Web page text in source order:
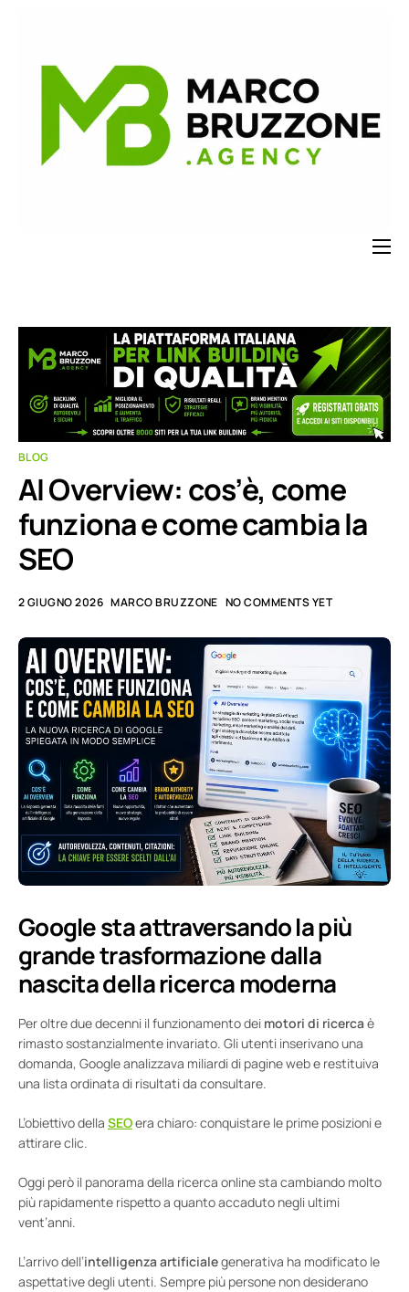
BLOG
AI Overview: cos’è, come
funziona e come cambia la
SEO
2 GIUGNO 2026 MARCO BRUZZONE NO COMMENTS YET
Google sta attraversando la più
grande trasformazione dalla
nascita della ricerca moderna
Per oltre due decenni il funzionamento dei motori di ricerca è
rimasto sostanzialmente invariato. Gli utenti inserivano una
domanda, Google analizzava miliardi di pagine web e restituiva
una lista ordinata di risultati da consultare.
L’obiettivo della SEOera chiaro: conquistare le prime posizioni e
attirare clic.
Oggi però il panorama della ricerca online sta cambiando molto
più rapidamente rispetto a quanto accaduto negli ultimi
vent’anni.
L’arrivo dell’intelligenza artificialegenerativa ha modificato le
aspettative degli utenti. Sempre più persone non desiderano